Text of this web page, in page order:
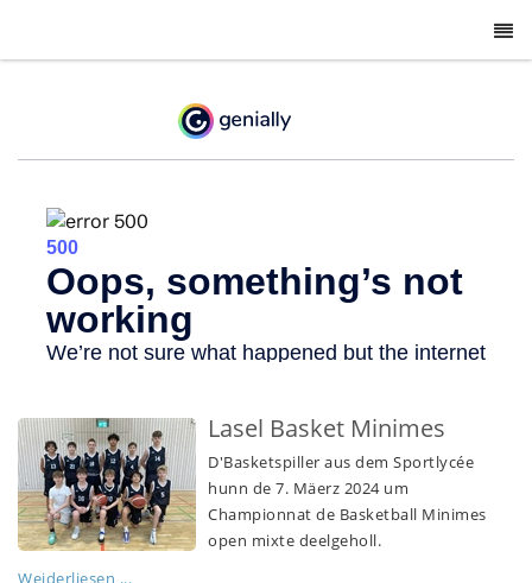
Lasel Basket Minimes
D'Basketspiller aus dem Sportlycée
hunn de 7. Mäerz 2024 um
Championnat de Basketball Minimes
open mixte deelgeholl.
Weiderliesen ...